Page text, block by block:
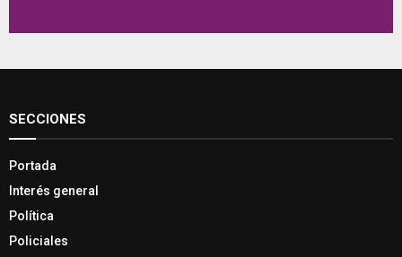
SECCIONES
Portada
Interés general
Política
Policiales